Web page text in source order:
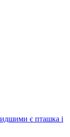
є пташка і